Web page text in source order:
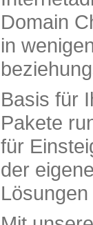
Domain
in
Basis für
Pakete
für
der